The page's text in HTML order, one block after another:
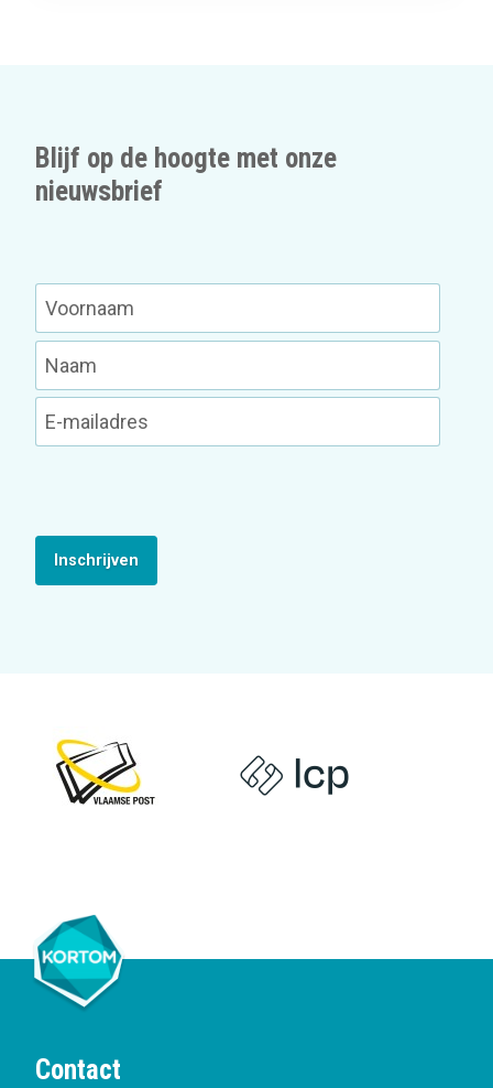
Blijf op de hoogte met onze
nieuwsbrief
Inschrijven
Contact